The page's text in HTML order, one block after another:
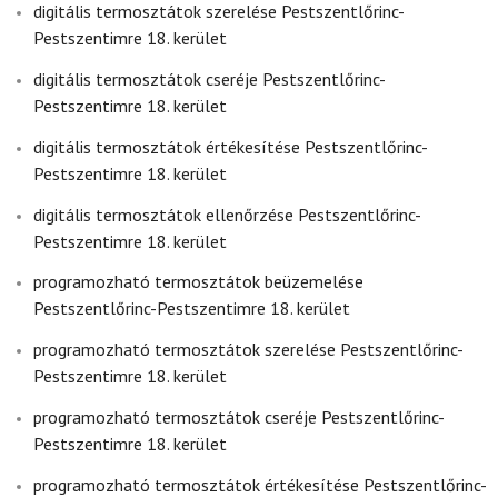
digitális termosztátok szerelése Pestszentlőrinc-
Pestszentimre 18. kerület
digitális termosztátok cseréje Pestszentlőrinc-
Pestszentimre 18. kerület
digitális termosztátok értékesítése Pestszentlőrinc-
Pestszentimre 18. kerület
digitális termosztátok ellenőrzése Pestszentlőrinc-
Pestszentimre 18. kerület
programozható termosztátok beüzemelése
Pestszentlőrinc-Pestszentimre 18. kerület
programozható termosztátok szerelése Pestszentlőrinc-
Pestszentimre 18. kerület
programozható termosztátok cseréje Pestszentlőrinc-
Pestszentimre 18. kerület
programozható termosztátok értékesítése Pestszentlőrinc-